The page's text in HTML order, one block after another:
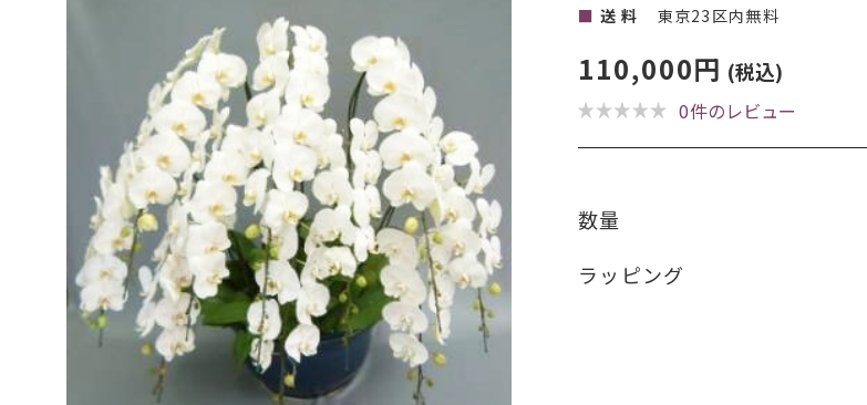
送料
東京23区内無料
110,000円 (税込)
0件のレビュー
数量
ラッピング